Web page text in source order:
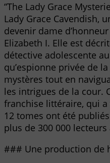
“The Lady Grace
Lady Grace Cavendish,
devenir dame
Elizabeth I. Elle est
détective adolescente
qu’espionne privée de
mystères tout en
les intrigues de la cour.
franchise littéraire, qui
12 tomes ont été
plus de 300 000
### Une production de